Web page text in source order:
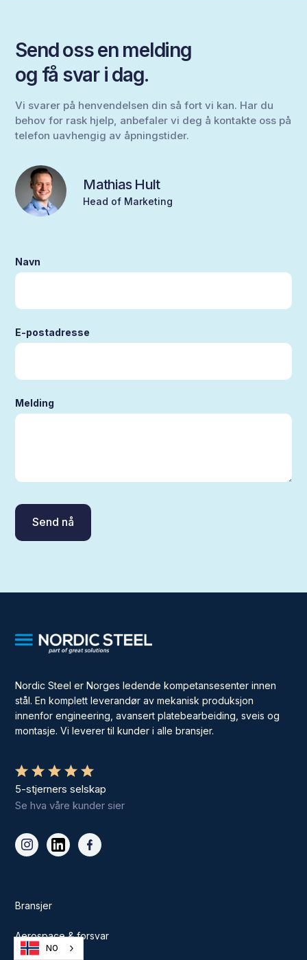
Send oss en melding
og få svar i dag.
Vi svarer på henvendelsen din så fort vi kan. Har du
behov for rask hjelp, anbefaler vi deg å kontakte oss på
telefon uavhengig av åpningstider.
Mathias Hult
Head of Marketing
Navn
E-postadresse
Melding
Nordic Steel er Norges ledende kompetansesenter innen
stål. En komplett leverandør av mekanisk produksjon
innenfor engineering, avansert platebearbeiding, sveis og
montasje. Vi leverer til kunder i alle bransjer.
5-stjerners selskap
Se hva våre kunder sier
Bransjer
Aerospace & forsvar
NO